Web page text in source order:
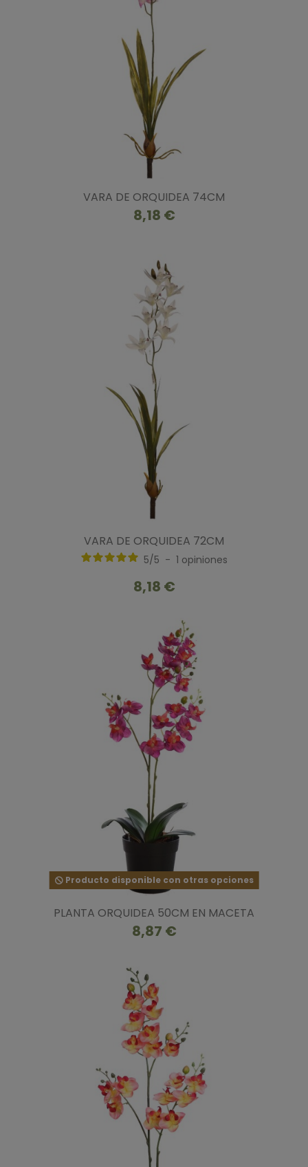
VARA DE ORQUIDEA 74CM
8,18 €
VARA DE ORQUIDEA 72CM
5/5 - 1 opiniones
8,18 €
Producto disponible con otras opciones
PLANTA ORQUIDEA 50CM EN MACETA
8,87 €